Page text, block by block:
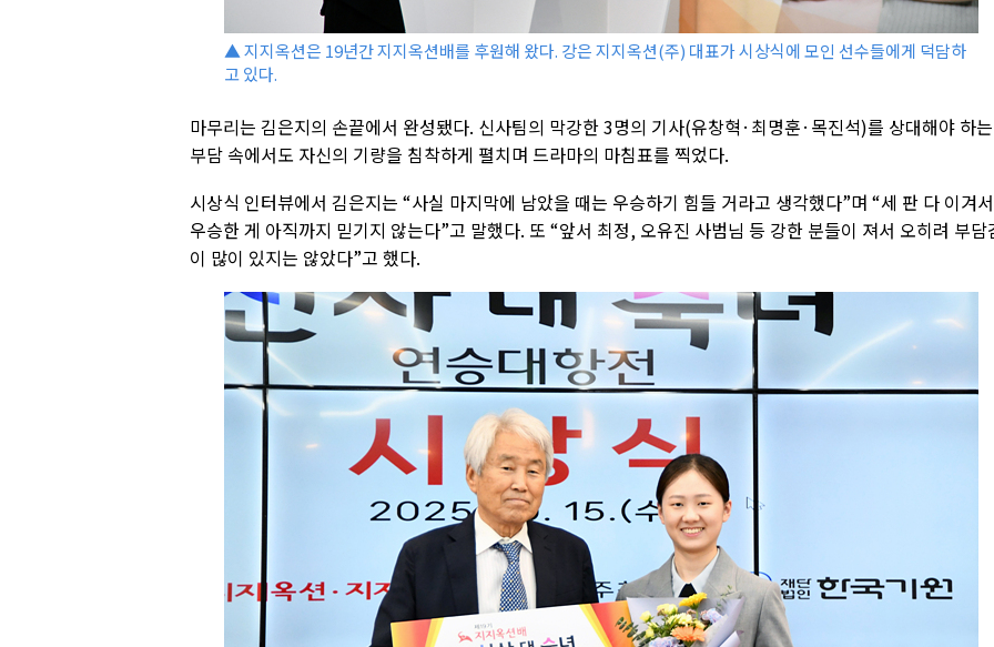
▲ 지지옥션은 19년간 지지옥션배를 후원해 왔다. 강은 지지옥션(주) 대표가 시상식에 모인 선수들에게 덕담하
고 있다.
마무리는 김은지의 손끝에서 완성됐다. 신사팀의 막강한 3명의 기사(유창혁·최명훈·목진석)를 상대해야 하는
부담 속에서도 자신의 기량을 침착하게 펼치며 드라마의 마침표를 찍었다.
시상식 인터뷰에서 김은지는 “사실 마지막에 남았을 때는 우승하기 힘들 거라고 생각했다”며 “세 판 다 이겨서
우승한 게 아직까지 믿기지 않는다”고 말했다. 또 “앞서 최정, 오유진 사범님 등 강한 분들이 져서 오히려 부담
이 많이 있지는 않았다”고 했다.